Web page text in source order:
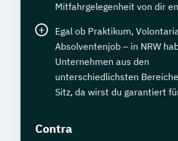
Mitfahrgelegenheit von dir
Egal ob Praktikum,
Absolventenjob – in NRW
Unternehmen aus den
unterschiedlichsten
Sitz, da wirst du garantiert
Contra